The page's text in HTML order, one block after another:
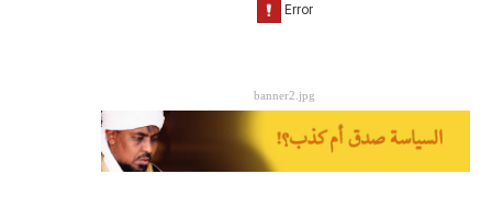
banner2.jpg